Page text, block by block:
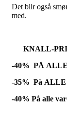
Det blir også
med.
KNALL-
-40% PÅ ALLE
-35% På ALLE
-40% På alle